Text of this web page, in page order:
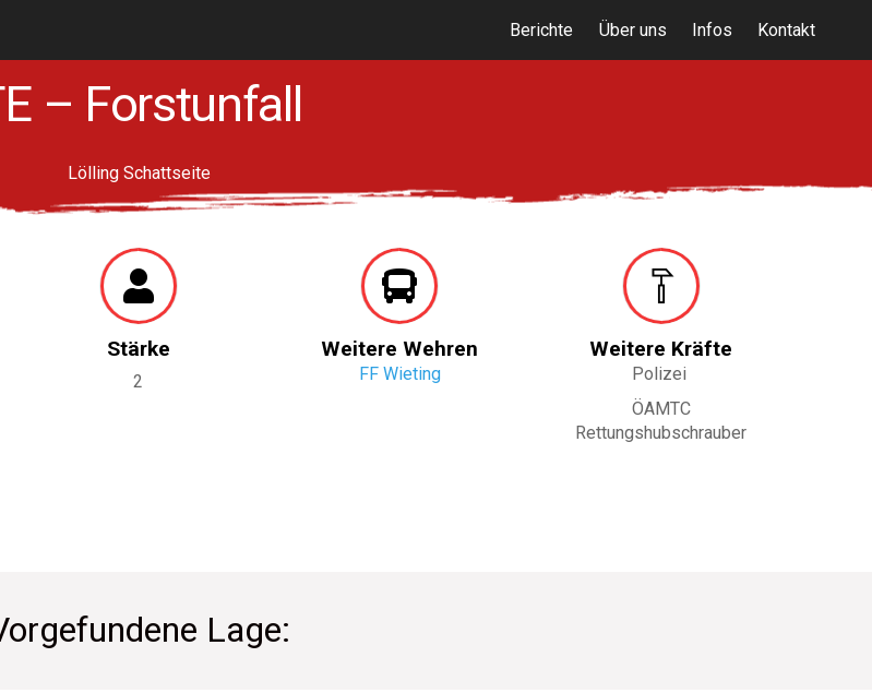
Berichte Über uns Infos Kontakt
– Forstunfall
Lölling Schattseite
Stärke
2
Weitere Wehren
FF Wieting
Weitere Kräfte
Polizei
ÖAMTC
Rettungshubschrauber
Lage: